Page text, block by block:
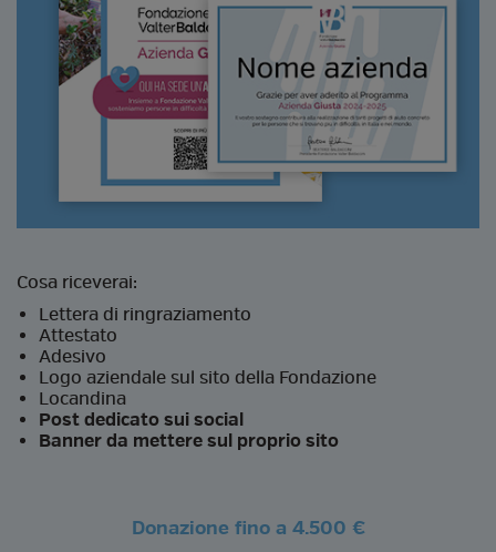
Cosa riceverai:
Lettera di ringraziamento
Attestato
Adesivo
Logo aziendale sul sito della Fondazione
Locandina
Post dedicato sui social
Banner da mettere sul proprio sito
Donazione fino a 4.500 €